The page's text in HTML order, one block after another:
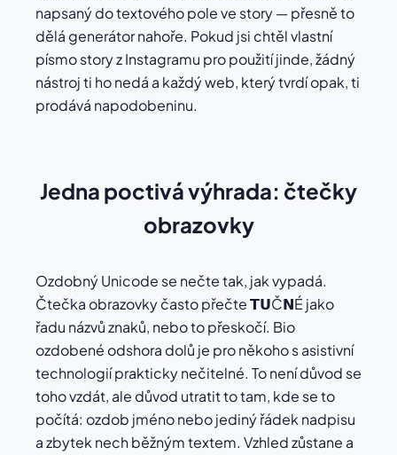
napsaný do textového pole ve story — přesně to
dělá generátor nahoře. Pokud jsi chtěl vlastní
písmo story z Instagramu pro použití jinde, žádný
nástroj ti ho nedá a každý web, který tvrdí opak, ti
prodává napodobeninu.
Jedna poctivá výhrada: čtečky
obrazovky
Ozdobný Unicode se nečte tak, jak vypadá.
Čtečka obrazovky často přečte 𝗧𝗨Č𝗡É jako
řadu názvů znaků, nebo to přeskočí. Bio
ozdobené odshora dolů je pro někoho s asistivní
technologií prakticky nečitelné. To není důvod se
toho vzdát, ale důvod utratit to tam, kde se to
počítá: ozdob jméno nebo jediný řádek nadpisu
a zbytek nech běžným textem. Vzhled zůstane a